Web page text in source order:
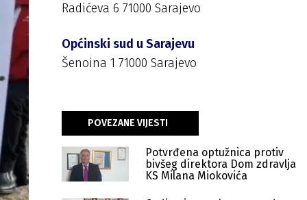
Radićeva 6 71000 Sarajevo
Općinski sud u Sarajevu
Šenoina 1 71000 Sarajevo
POVEZANE VIJESTI
Potvrđena optužnica protiv
bivšeg direktora Dom zdravlja
KS Milana Miokovića